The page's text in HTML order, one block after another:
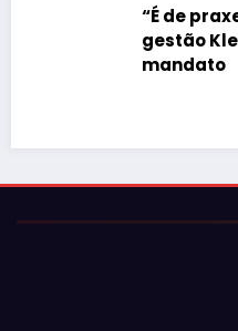
“É de praxe”:
gestão Kleber